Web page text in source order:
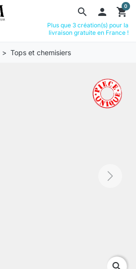
search  shopping_cart
0
Plus que 3 création(s) pour la
livraison gratuite en France !
Tops et chemisiers
Next
search